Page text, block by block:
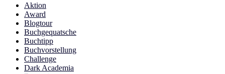
Aktion
Award
Blogtour
Buchgequatsche
Buchtipp
Buchvorstellung
Challenge
Dark Academia